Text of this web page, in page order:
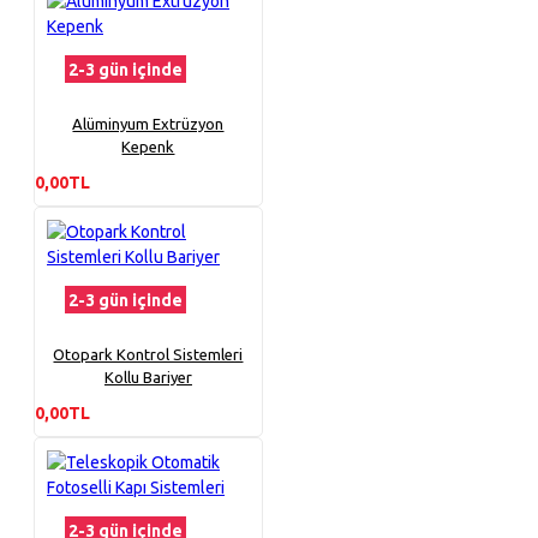
2-3 gün içinde
Alüminyum Extrüzyon
Kepenk
0,00TL
2-3 gün içinde
Otopark Kontrol Sistemleri
Kollu Bariyer
0,00TL
2-3 gün içinde